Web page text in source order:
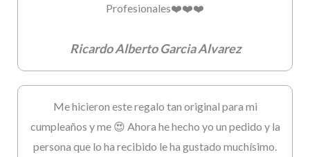
Profesionales❤️❤️❤️
Ricardo Alberto Garcia Alvarez
Me hicieron este regalo tan original para mi
cumpleaños y me 😍 Ahora he hecho yo un pedido y la
persona que lo ha recibido le ha gustado muchísimo.